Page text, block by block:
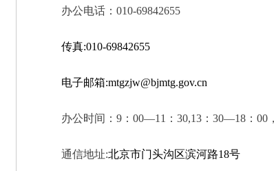
办公电话：010-69842655
传真:010-69842655
电子邮箱:mtgzjw@bjmtg.gov.cn
办公时间：9：00—11：30,13：30—18：00
通信地址:北京市门头沟区滨河路18号